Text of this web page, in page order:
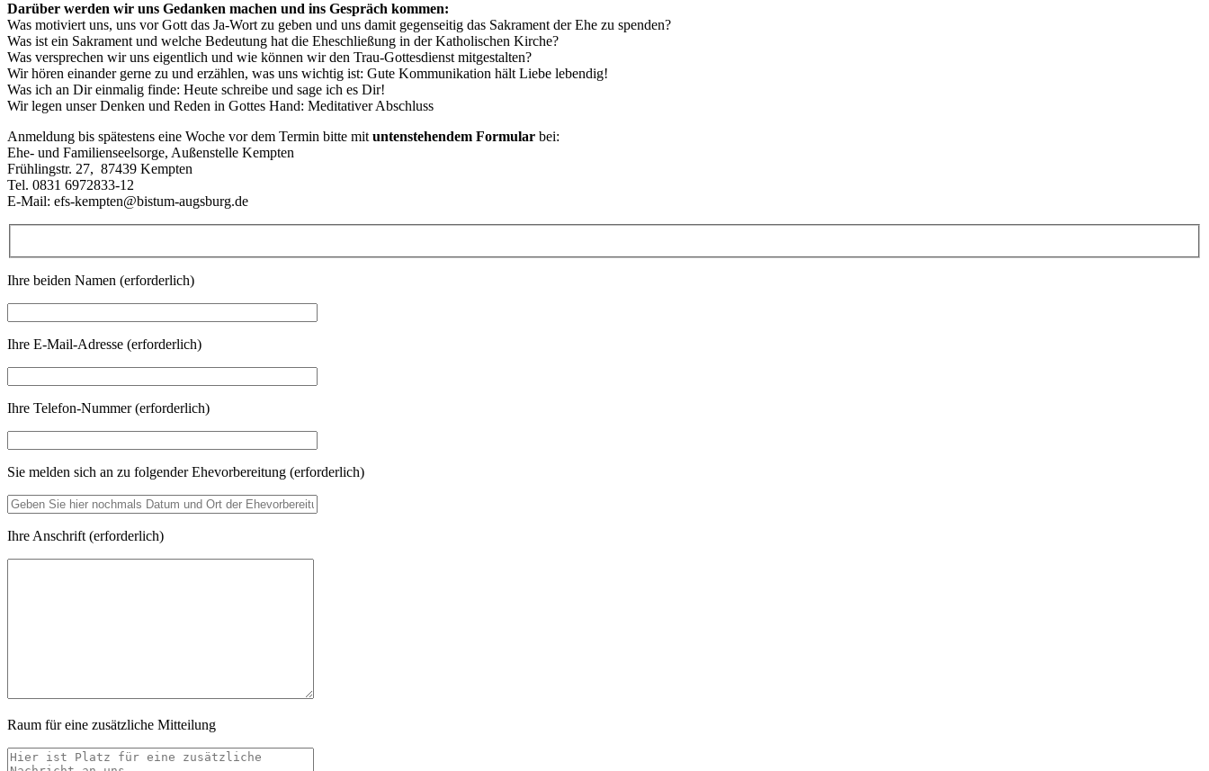
Darüber werden wir uns Gedanken machen und ins Gespräch kommen:
Was motiviert uns, uns vor Gott das Ja-Wort zu geben und uns damit gegenseitig das Sakrament der Ehe zu spenden?
Was ist ein Sakrament und welche Bedeutung hat die Eheschließung in der Katholischen Kirche?
Was versprechen wir uns eigentlich und wie können wir den Trau-Gottesdienst mitgestalten?
Wir hören einander gerne zu und erzählen, was uns wichtig ist: Gute Kommunikation hält Liebe lebendig!
Was ich an Dir einmalig finde: Heute schreibe und sage ich es Dir!
Wir legen unser Denken und Reden in Gottes Hand: Meditativer Abschluss
Anmeldung bis spätestens eine Woche vor dem Termin bitte mit untenstehendem Formular bei:
Ehe- und Familienseelsorge, Außenstelle Kempten
Frühlingstr. 27, 87439 Kempten
Tel. 0831 6972833-12
E-Mail: efs-kempten@bistum-augsburg.de
Ihre beiden Namen (erforderlich)
Ihre E-Mail-Adresse (erforderlich)
Ihre Telefon-Nummer (erforderlich)
Sie melden sich an zu folgender Ehevorbereitung (erforderlich)
Ihre Anschrift (erforderlich)
Raum für eine zusätzliche Mitteilung